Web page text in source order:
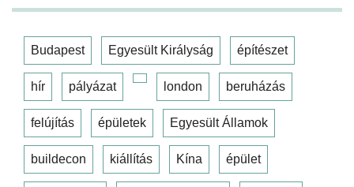
Budapest Egyesült Királyság építészet
hír pályázat london beruházás
felújítás épületek Egyesült Államok
buildecon kiállítás Kína épület